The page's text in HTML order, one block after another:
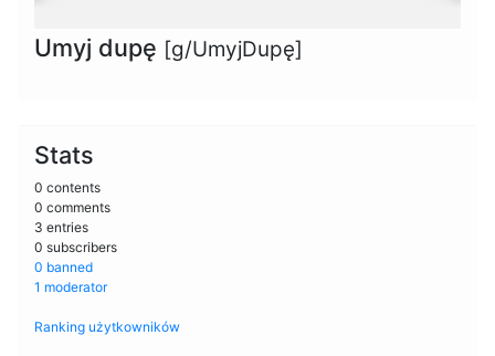
Umyj dupę [g/UmyjDupę]
Stats
0 contents
0 comments
3 entries
0 subscribers
0 banned
1 moderator
Ranking użytkowników